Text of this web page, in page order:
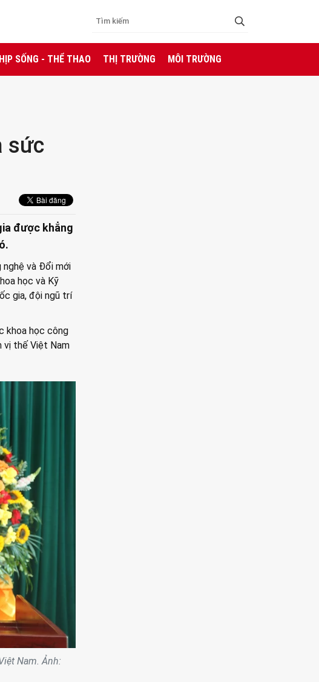
SỐNG - THỂ THAO THỊ TRƯỜNG MÔI TRƯỜNG
sức
được khẳng
nghệ và Đổi mới
học và Kỹ
gia, đội ngũ trí
khoa học công
vị thế Việt Nam
Nam. Ảnh: